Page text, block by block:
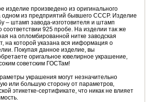
изделие произведено из оригинального
одном из предприятий бывшего СССР. Изделие
– штамп завода-изготовителя и штамп
925 пробе. На изделии так же
на опломбированной нитке заводская
на которой указана вся ииформация о
Покупая данное изделие, вы
оригальное ювелирное украшение,
советским ГОСТам!
украшения могут незначительно
или большую сторону от параметров,
этикетке-сертификате, что никак не влияет